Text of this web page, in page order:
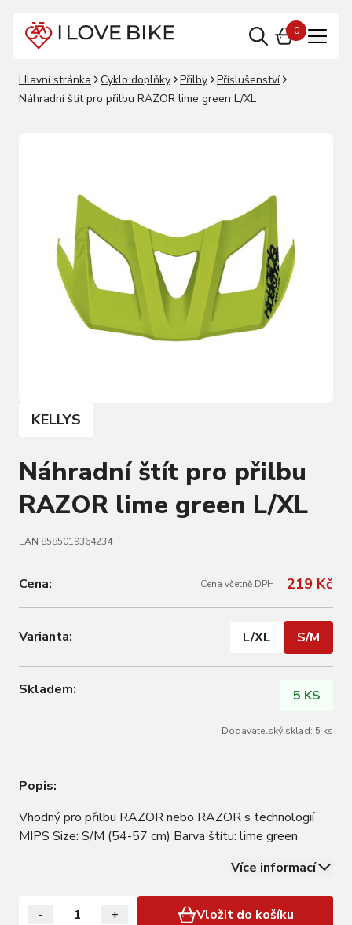
0
Hlavní stránka Cyklo doplňky Přilby
Příslušenství
Náhradní štít pro přilbu RAZOR lime green L/XL
KELLYS
Náhradní štít pro přilbu
RAZOR lime green L/XL
EAN 8585019364234
Cena: Cena včetně DPH 219 Kč
Varianta: L/XL S/M
Skladem: 5 KS
Dodavatelský sklad: 5 ks
Popis:
Vhodný pro přilbu RAZOR nebo RAZOR s technologií
MIPS Size: S/M (54-57 cm) Barva štítu: lime green
Více informací
- + Vložit do košíku